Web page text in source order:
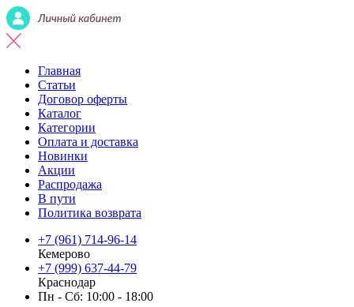
Главная
Статьи
Договор оферты
Каталог
Категории
Оплата и доставка
Новинки
Акции
Распродажа
В пути
Политика возврата
+7 (961) 714-96-14
Кемерово
+7 (999) 637-44-79
Краснодар
Пн - Сб: 10:00 - 18:00